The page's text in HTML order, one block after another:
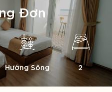
Đơn
Hướng Sông 2